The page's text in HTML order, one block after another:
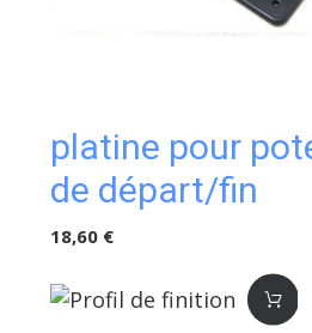
platine pour
de départ/fin
18,60 €